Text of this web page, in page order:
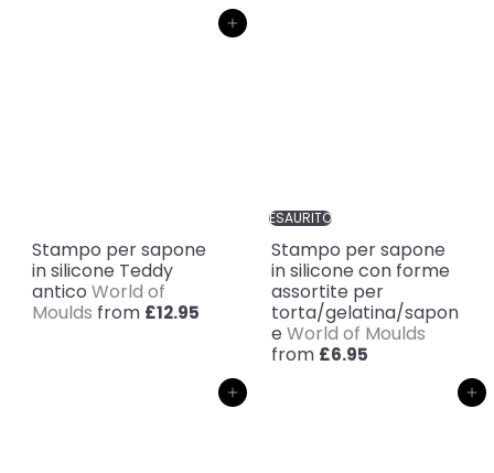
o
Aggiungi al carrello
Stampo per sapone
in silicone Teddy
antico World of
Moulds from £12.95
ESAURITO
Stampo per sapone
in silicone con forme
assortite per
torta/gelatina/sapon
e World of Moulds
from £6.95
Aggiungi al carrello Aggiungi al carrello